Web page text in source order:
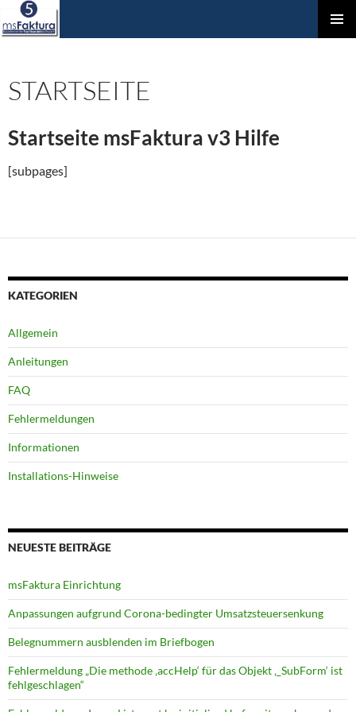
ZUM
STARTSEITE
Startseite msFaktura v3 Hilfe
[subpages]
KATEGORIEN
Allgemein
Anleitungen
FAQ
Fehlermeldungen
Informationen
Installations-Hinweise
NEUESTE BEITRÄGE
msFaktura Einrichtung
Anpassungen aufgrund Corona-bedingter Umsatz­steuer­senkung
Belegnummern ausblenden im Briefbogen
Fehlermeldung „Die methode ‚accHelp‘ für das Objekt ‚_SubForm‘ ist
fehlgeschlagen“